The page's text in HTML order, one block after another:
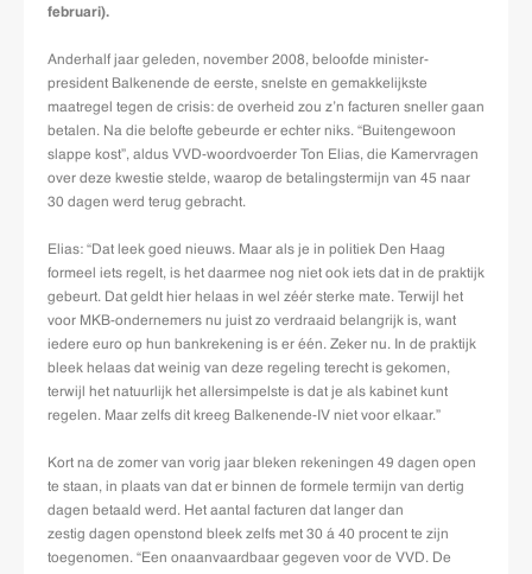
februari).
Anderhalf jaar geleden, november 2008, beloofde minister-
president Balkenende de eerste, snelste en gemakkelijkste
maatregel tegen de crisis: de overheid zou z’n facturen sneller gaan
betalen. Na die belofte gebeurde er echter niks. “Buitengewoon
slappe kost”, aldus VVD-woordvoerder Ton Elias, die Kamervragen
over deze kwestie stelde, waarop de betalingstermijn van 45 naar
30 dagen werd terug gebracht.
Elias: “Dat leek goed nieuws. Maar als je in politiek Den Haag
formeel iets regelt, is het daarmee nog niet ook iets dat in de praktijk
gebeurt. Dat geldt hier helaas in wel zéér sterke mate. Terwijl het
voor MKB-ondernemers nu juist zo verdraaid belangrijk is, want
iedere euro op hun bankrekening is er één. Zeker nu. In de praktijk
bleek helaas dat weinig van deze regeling terecht is gekomen,
terwijl het natuurlijk het allersimpelste is dat je als kabinet kunt
regelen. Maar zelfs dit kreeg Balkenende-IV niet voor elkaar.”
Kort na de zomer van vorig jaar bleken rekeningen 49 dagen open
te staan, in plaats van dat er binnen de formele termijn van dertig
dagen betaald werd. Het aantal facturen dat langer dan
zestig dagen openstond bleek zelfs met 30 á 40 procent te zijn
toegenomen. “Een onaanvaardbaar gegeven voor de VVD. De